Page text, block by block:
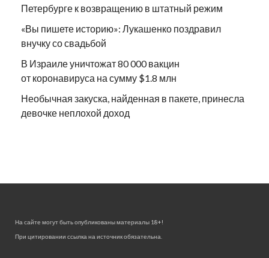
Петербурге к возвращению в штатный режим
«Вы пишете историю»: Лукашенко поздравил
внучку со свадьбой
В Израиле уничтожат 80 000 вакцин
от коронавируса на сумму $1.8 млн
Необычная закуска, найденная в пакете, принесла
девочке неплохой доход
На сайте могут быть опубликованы материалы 18+!
При цитировании ссылка на источник обязательна.